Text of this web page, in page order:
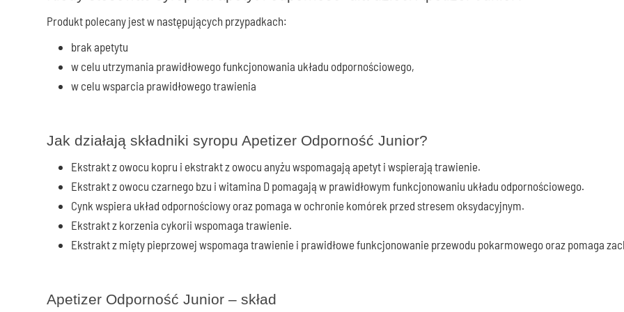
Produkt polecany jest w następujących przypadkach:
brak apetytu
w celu utrzymania prawidłowego funkcjonowania układu odpornościowego,
w celu wsparcia prawidłowego trawienia
Jak działają składniki syropu Apetizer Odporność Junior?
Ekstrakt z owocu kopru i ekstrakt z owocu anyżu wspomagają apetyt i wspierają trawienie.
Ekstrakt z owocu czarnego bzu i witamina D pomagają w prawidłowym funkcjonowaniu układu odpornościowego.
Cynk wspiera układ odpornościowy oraz pomaga w ochronie komórek przed stresem oksydacyjnym.
Ekstrakt z korzenia cykorii wspomaga trawienie.
Ekstrakt z mięty pieprzowej wspomaga trawienie i prawidłowe funkcjonowanie przewodu pokarmowego oraz pomaga
Apetizer Odporność Junior – skład